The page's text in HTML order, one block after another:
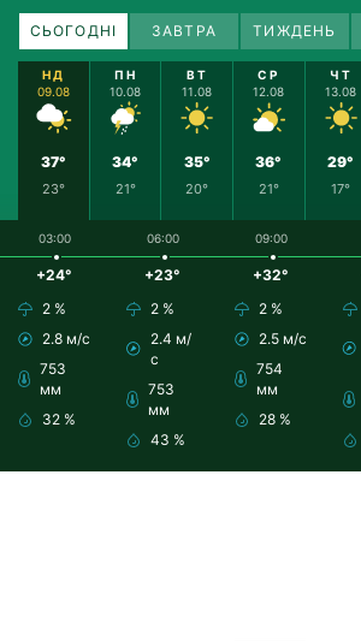
СЬОГОДНІ ЗАВТРА ТИЖДЕНЬ
НД
09.08
37°
23°
ПН
10.08
34°
21°
ВТ
11.08
35°
20°
СР
12.08
36°
21°
ЧТ
13.08
29°
17°
03:00
+24°
2 %
2.8 м/с
753
мм
32 %
06:00
+23°
2 %
2.4 м/
с
753
мм
43 %
09:00
+32°
2 %
2.5 м/с
754
мм
28 %